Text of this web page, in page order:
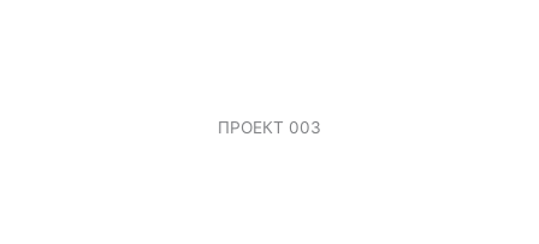
ПРОЕКТ 003